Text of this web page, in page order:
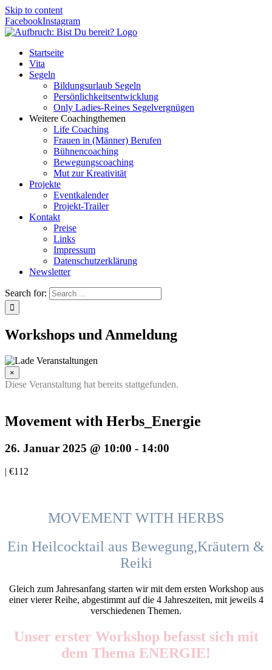
Skip to content
FacebookInstagram
Startseite
Vita
Segeln
Bildungsurlaub Segeln
Persönlichkeitsentwicklung
Only Ladies-Reines Segelvergnügen
Weitere Coachingthemen
Life Coaching
Frauen in (Männer) Berufen
Bühnencoaching
Bewegungscoaching
Mut zur Kreativität
Projekte
Eventkalender
Projekt-Trailer
Kontakt
Preise
Links
Impressum
Datenschutzerklärung
Newsletter
Search for:
Workshops und Anmeldung
×
Diese Veranstaltung hat bereits stattgefunden.
Movement with Herbs_Energie
26. Januar 2025 @ 10:00 - 14:00
| €112
MOVEMENT WITH HERBS
Ein Heilcocktail aus Bewegung,Kräutern &
Reiki
Gleich zum Jahresanfang starten wir mit dem ersten Workshop aus
einer vierer Reihe, abgestimmt auf die 4 Jahreszeiten, mit jeweils 4
verschiedenen Themen.
Unser erster Workshop befasst sich mit
dem Thema ENERGIE!